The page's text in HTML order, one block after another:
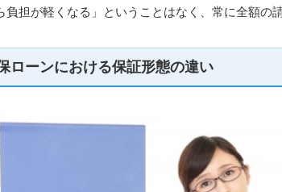
負担が軽くなる」ということはなく、常に全額の
ローンにおける保証形態の違い